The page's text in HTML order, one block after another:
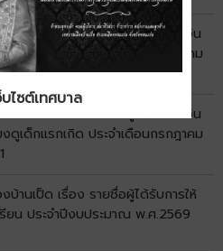
องบ้านเป็ด เรื่อง รายชื่อผู้มีสิทธิรับเงิน
ดูเด็กแรกเกิด ประจำเดือนกรกฎาคม
งบ้านเป็ด เรื่อง รายชื่อผู้มีสิทธิรับเงิน
ดูเด็กแรกเกิด ประจำเดือนกรกฎาคม
งบ้านเป็ด เรื่อง รายชื่อผู้ได้รับการให้
ยน ประจำปีงบประมาณ พ.ศ.2569
บไซต์เทศบาล